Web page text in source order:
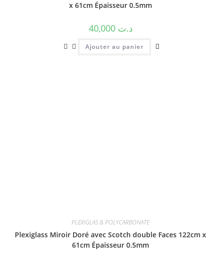
x 61cm Épaisseur 0.5mm
د.ت 40,000
Ajouter au panier
PLEXIGLAS & POLYCARBONATE
Plexiglass Miroir Doré avec Scotch double Faces 122cm x
61cm Épaisseur 0.5mm